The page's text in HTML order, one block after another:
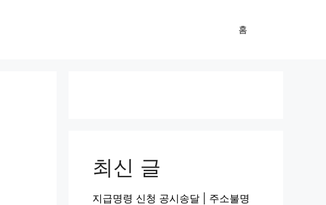
홈
최신 글
지급명령 신청 공시송달 | 주소불명